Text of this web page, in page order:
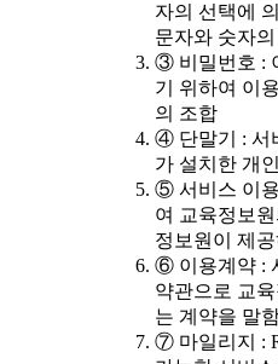
자의 선택에
문자와 숫자
③ 비밀번호 :
기 위하여 이
의 조합
④ 단말기 : 서
가 설치한 개
⑤ 서비스 이
여 교육정보
정보원이 제
⑥ 이용계약 :
약관으로 교
는 계약을 말
⑦ 마일리지 :